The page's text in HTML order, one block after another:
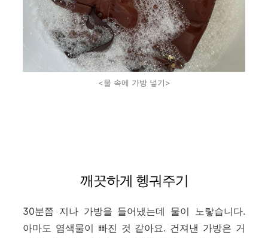
<물 속에 가방 넣기>
깨끗하게 헹궈주기
30분쯤 지나 가방을 들어냈는데 물이 노랗습니다.
아마도 염색물이 빠진 것 같아요. 건져낸 가방은 거